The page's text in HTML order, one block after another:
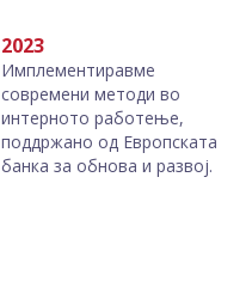
2023
Имплементиравме
современи методи во
интерното работење,
поддржано од Европската
банка за обнова и развој.